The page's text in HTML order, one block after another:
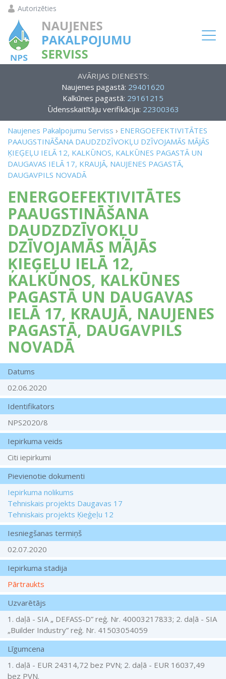
Autorizēties
AVĀRIJAS DIENESTS:
Naujenes pagastā: 29401620
Kalkūnes pagastā: 29161215
Ūdensskaitītāju verifikācija: 22300363
Naujenes Pakalpojumu Serviss › ENERGOEFEKTIVITĀTES
PAAUGSTINĀŠANA DAUDZDZĪVOKĻU DZĪVOJAMĀS MĀJĀS
ĶIEĢEĻU IELĀ 12, KALKŪNOS, KALKŪNES PAGASTĀ UN
DAUGAVAS IELĀ 17, KRAUJĀ, NAUJENES PAGASTĀ,
DAUGAVPILS NOVADĀ
ENERGOEFEKTIVITĀTES
PAAUGSTINĀŠANA
DAUDZDZĪVOKĻU
DZĪVOJAMĀS MĀJĀS
ĶIEĢEĻU IELĀ 12,
KALKŪNOS, KALKŪNES
PAGASTĀ UN DAUGAVAS
IELĀ 17, KRAUJĀ, NAUJENES
PAGASTĀ, DAUGAVPILS
NOVADĀ
Datums
02.06.2020
Identifikators
NPS2020/8
Iepirkuma veids
Citi iepirkumi
Pievienotie dokumenti
Iepirkuma nolikums
Tehniskais projekts Daugavas 17
Tehniskais projekts Ķieģeļu 12
Iesniegšanas termiņš
02.07.2020
Iepirkuma stadija
Pārtraukts
Uzvarētājs
1. daļā - SIA „ DEFASS-D” reģ. Nr. 40003217833; 2. daļā - SIA
„Builder Industry” reģ. Nr. 41503054059
Līgumcena
1. daļā - EUR 24314,72 bez PVN; 2. daļā - EUR 16037,49
bez PVN.